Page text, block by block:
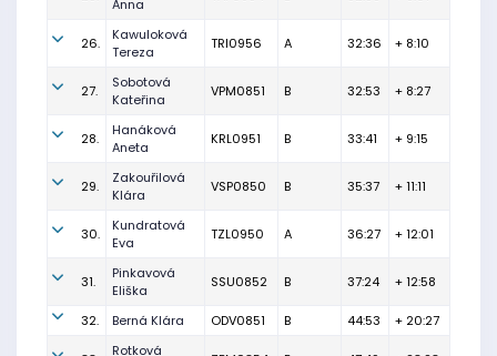
Anna
26.
Kawuloková
Tereza
TRI0956 A 32:36 + 8:10
27.
Sobotová
Kateřina
VPM0851 B 32:53 + 8:27
28.
Hanáková
Aneta
KRL0951 B 33:41 + 9:15
29.
Zakouřilová
Klára
VSP0850 B 35:37 + 11:11
30.
Kundratová
Eva
TZL0950 A 36:27 + 12:01
31.
Pinkavová
Eliška
SSU0852 B 37:24 + 12:58
32. Berná Klára ODV0851 B 44:53 + 20:27
Rotková